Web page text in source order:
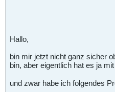
Hallo,
bin mir jetzt nicht ganz sicher
bin, aber eigentlich hat es ja
und zwar habe ich folgendes